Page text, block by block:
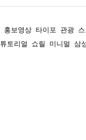
홍보영상 타이포 관광
튜토리얼 쇼릴 미니멀 삼